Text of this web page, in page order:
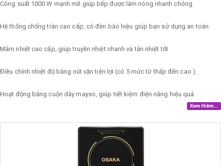
Công suất 1000 W mạnh mẽ giúp bếp được làm nóng nhanh chóng.
Hệ thống chống tràn cao cấp, có đèn báo hiệu giúp bạn sử dụng an toàn.
Mâm nhiệt cao cấp, giúp truyền nhiệt nhanh và tản nhiệt tốt
Điều chỉnh nhiệt độ bằng nút vặn tiện lợi (có 5 mức từ thấp đến cao ).
Hoạt động bằng cuộn dây mayso, giúp tiết kiệm điện năng hiệu quả
Xem thêm...